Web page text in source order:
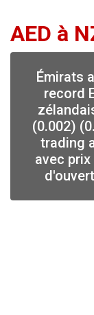
AED à
Émirats
record
(0.002)
trading
avec prix